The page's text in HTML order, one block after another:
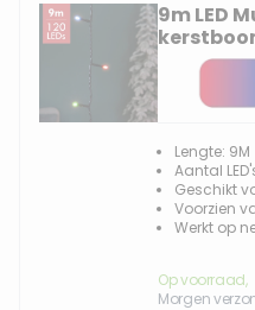
9m LED
Lengte: 9M
Aantal
Geschikt
Voorzien
Werkt op
Op voorraad,
Morgen